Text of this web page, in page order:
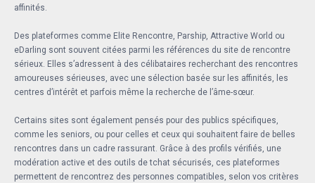
affinités.
Des plateformes comme Elite Rencontre, Parship, Attractive World ou
eDarling sont souvent citées parmi les références du site de rencontre
sérieux. Elles s’adressent à des célibataires recherchant des rencontres
amoureuses sérieuses, avec une sélection basée sur les affinités, les
centres d’intérêt et parfois même la recherche de l’âme-sœur.
Certains sites sont également pensés pour des publics spécifiques,
comme les seniors, ou pour celles et ceux qui souhaitent faire de belles
rencontres dans un cadre rassurant. Grâce à des profils vérifiés, une
modération active et des outils de tchat sécurisés, ces plateformes
permettent de rencontrez des personnes compatibles, selon vos critères